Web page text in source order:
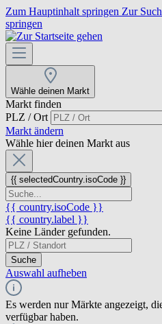
Zum Hauptinhalt springen Zur
springen
Wähle deinen Markt
Markt finden
PLZ / Ort
Markt ändern
Wähle hier deinen Markt aus
{{ selectedCountry.isoCode }}
{{ country.isoCode }}
{{ country.label }}
Keine Länder gefunden.
Suche
Auswahl aufheben
Es werden nur Märkte angezeigt,
verfügbar haben.